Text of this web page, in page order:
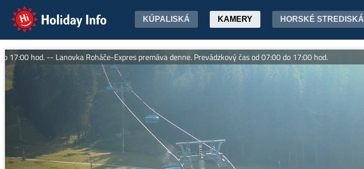
Holiday Info KÚPALISKÁ KAMERY HORSKÉ STREDISKÁ
hod. -- Lanovka Roháče-Expres premáva denne. Prevádzkový čas od 07:00 do 17:00 hod.